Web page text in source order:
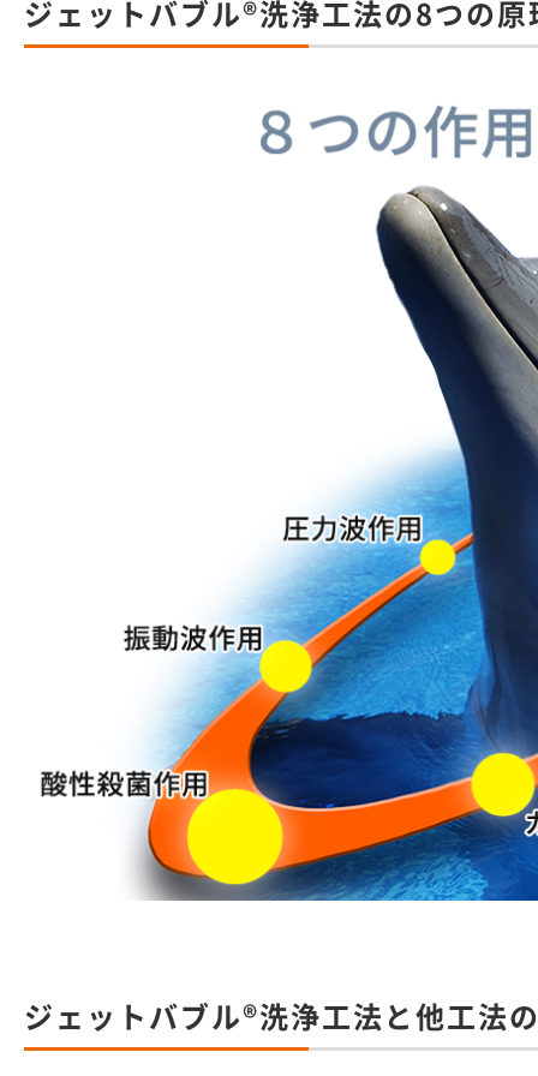
ジェットバブル®洗浄工法の8つの原
ジェットバブル®洗浄工法と他工法